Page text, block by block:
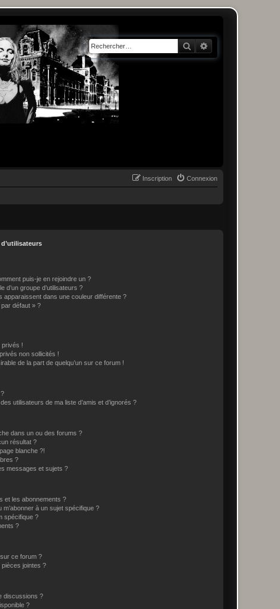
Rechercher
Connexion
Inscription
puis-je en rejoindre un ?
d’un groupe d’utilisateurs ?
apparaissent dans une couleur différente ?
par défaut » ?
privés !
non sollicités !
de la part de quelqu’un sur ce forum !
utilisateurs de ma liste d’amis et d’ignorés ?
dans un ou des forums ?
résultat ?
blanche ?!
?
messages et sujets ?
et les abonnements ?
à un sujet spécifique ?
spécifique ?
?
ce forum ?
jointes ?
discussions ?
?